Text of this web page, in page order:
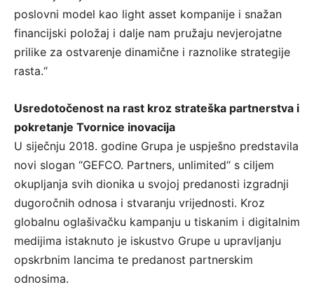
poslovni model kao light asset kompanije i snažan
financijski položaj i dalje nam pružaju nevjerojatne
prilike za ostvarenje dinamične i raznolike strategije
rasta.“
Usredotočenost na rast kroz strateška partnerstva i
pokretanje Tvornice inovacija
U siječnju 2018. godine Grupa je uspješno predstavila
novi slogan “GEFCO. Partners, unlimited“ s ciljem
okupljanja svih dionika u svojoj predanosti izgradnji
dugoročnih odnosa i stvaranju vrijednosti. Kroz
globalnu oglašivačku kampanju u tiskanim i digitalnim
medijima istaknuto je iskustvo Grupe u upravljanju
opskrbnim lancima te predanost partnerskim
odnosima.